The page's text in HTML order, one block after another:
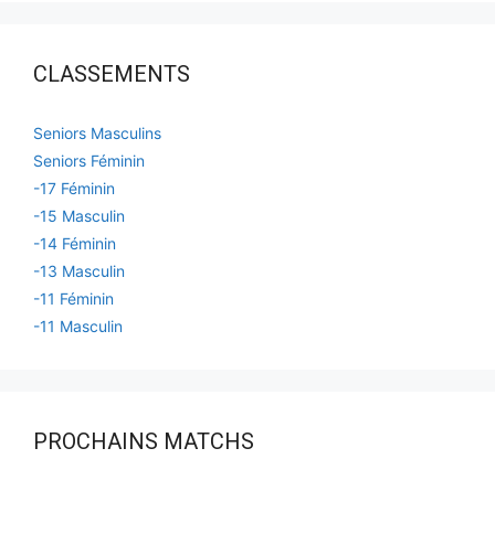
CLASSEMENTS
Seniors Masculins
Seniors Féminin
-17 Féminin
-15 Masculin
-14 Féminin
-13 Masculin
-11 Féminin
-11 Masculin
PROCHAINS MATCHS